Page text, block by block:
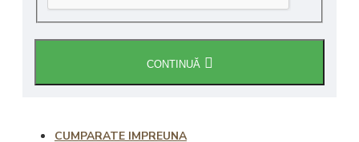
CONTINUĂ
CUMPARATE IMPREUNA